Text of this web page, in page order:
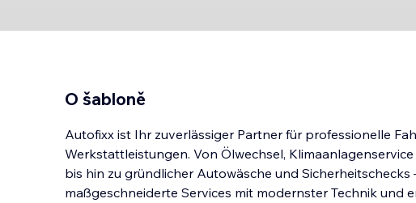
O šabloně
Autofixx ist Ihr zuverlässiger Partner für professionelle
Werkstattleistungen. Von Ölwechsel,
bis hin zu gründlicher Autowäsche und Sicherheitschecks
maßgeschneiderte Services mit modernster Technik und